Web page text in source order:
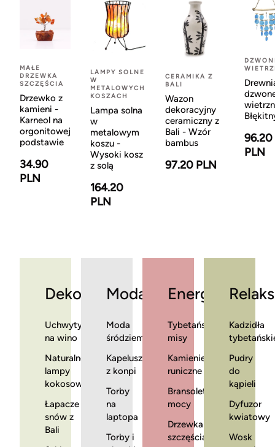
MAŁE
DRZEWKA
SZCZĘŚCIA
Drzewko z
kamieni -
Karneol na
orgonitowej
podstawie
34.90
PLN
LAMPY SOLNE
W
METALOWYCH
KOSZACH
Lampa solna
w
metalowym
koszu -
Wysoki kosz
z solą
164.20
PLN
CERAMIKA Z
BALI
Wazon
dekoracyjny
ceramiczny z
Bali - Wzór
bambus
97.20 PLN
96.20
PLN
Dekoracje
Uchwyty
na wino
Naturalne
lampy
kokosowe
Łapacze
snów z
Bali
Moda
Moda
śródziemnomorska
Kapelusze
z konpi
Torby
na
laptopa
Torby i
Energia
Tybetańskie
misy
Kamienie
runiczne
Bransoletki
mocy
Drzewka
szczęścia
Relaks
Kadzidła
Pudry
do
kąpieli
Dyfuzor
kwiatowy
Wosk